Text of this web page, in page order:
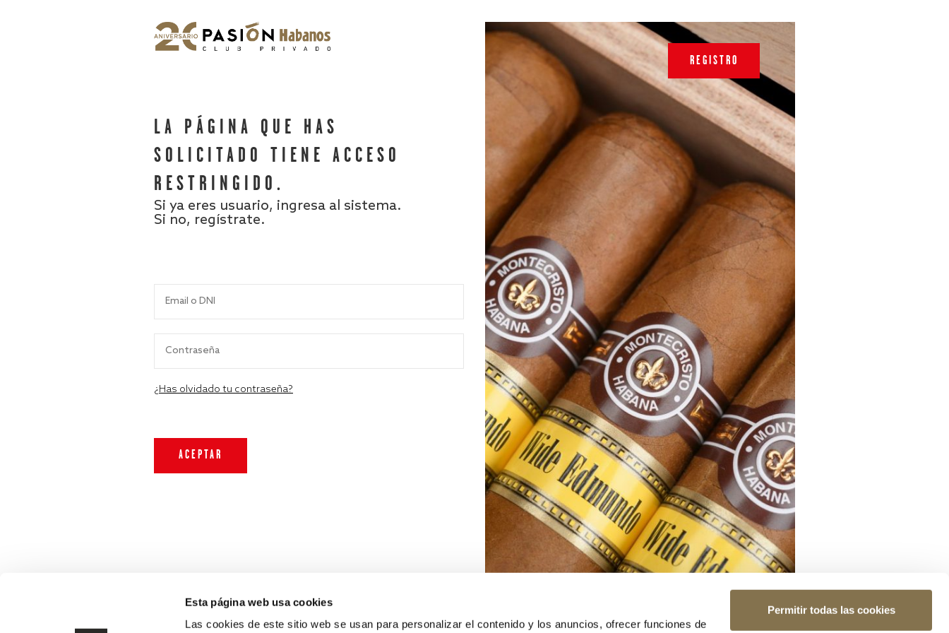
Esta página web usa cookies
Las cookies de este sitio web se usan para personalizar el contenido y los anuncios, ofrecer funciones de
Permitir todas las cookies
LA PÁGINA QUE HAS
SOLICITADO TIENE ACCESO
RESTRINGIDO.
Si ya eres usuario, ingresa al sistema.
Si no, regístrate.
¿Has olvidado tu contraseña?
REGISTRO